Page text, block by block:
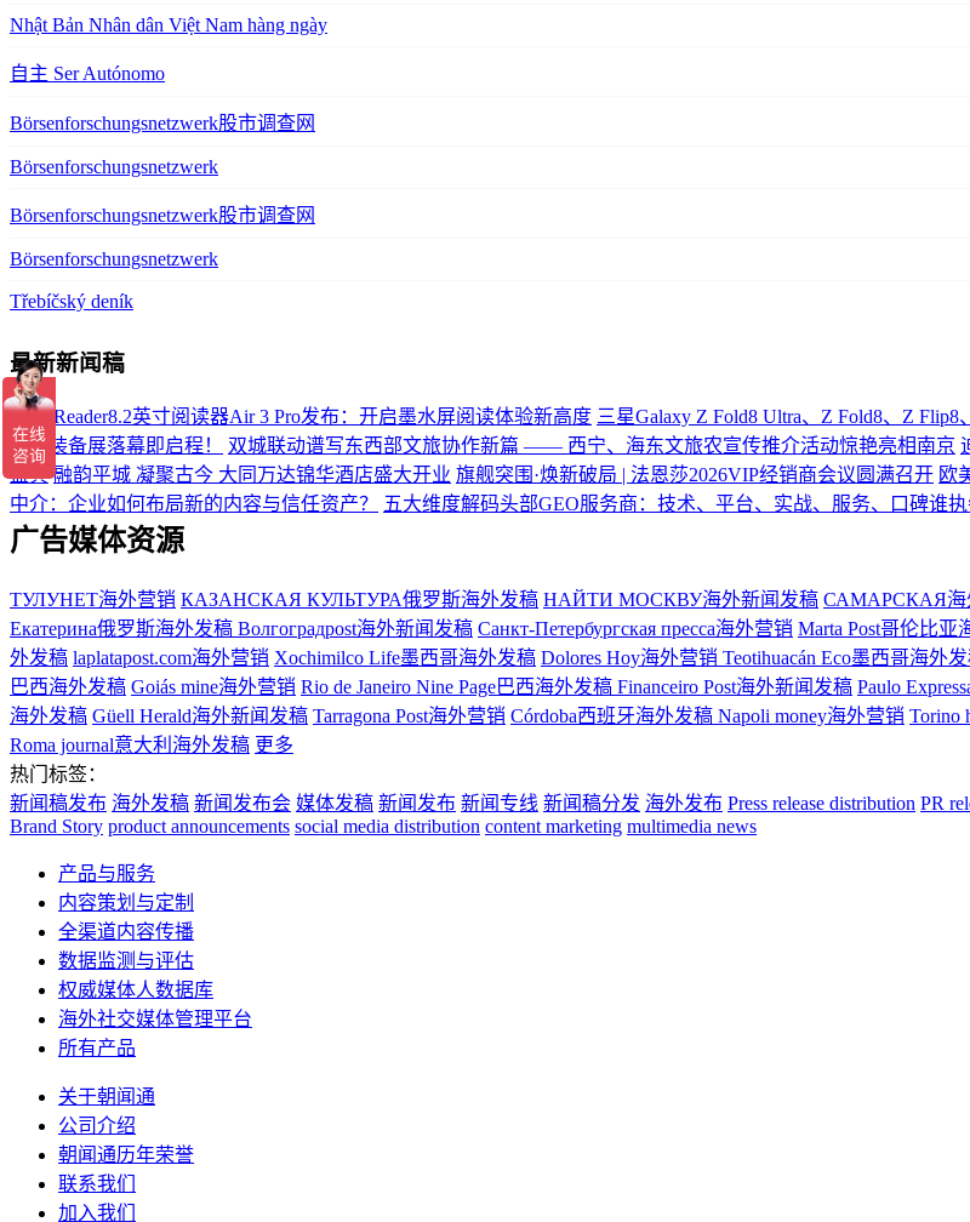
Nhật Bản Nhân dân Việt Nam hàng ngày
自主 Ser Autónomo
Börsenforschungsnetzwerk股市调查网
Börsenforschungsnetzwerk
Börsenforschungsnetzwerk股市调查网
Börsenforschungsnetzwerk
Třebíčský deník
最新新闻稿
掌阅iReader8.2英寸阅读器Air 3 Pro发布：开启墨水屏阅读体验新高度 三星Galaxy Z Fold8 Ultra、Z Fold8、Z Flip8
硬核装备展落幕即启程！
双城联动谱写东西部文旅协作新篇 —— 西宁、海东文旅农宣传推介活动惊艳亮相南京
盛典 融韵平城 凝聚古今 大同万达锦华酒店盛大开业 旗舰突围·焕新破局 | 法恩莎2026VIP经销商会议圆满召开 欧
中介：企业如何布局新的内容与信任资产？
五大维度解码头部GEO服务商：技术、平台、实战、服务、口碑谁执
广告媒体资源
ТУЛУНЕТ海外营销 КАЗАНСКАЯ КУЛЬТУРА俄罗斯海外发稿 НАЙТИ МОСКВУ海外新闻发稿 САМАРСКАЯ海
Екатерина俄罗斯海外发稿 Волгоградpost海外新闻发稿 Санкт-Петербургская пресса海外营销 Marta Post哥伦比亚
外发稿 laplatapost.com海外营销 Xochimilco Life墨西哥海外发稿 Dolores Hoy海外营销 Teotihuacán Eco墨西哥海外
巴西海外发稿 Goiás mine海外营销 Rio de Janeiro Nine Page巴西海外发稿 Financeiro Post海外新闻发稿 Paulo
海外发稿 Güell Herald海外新闻发稿 Tarragona Post海外营销 Córdoba西班牙海外发稿 Napoli money海外营销 Torino
Roma journal意大利海外发稿 更多
热门标签：
新闻稿发布 海外发稿 新闻发布会 媒体发稿 新闻发布 新闻专线 新闻稿分发 海外发布 Press release distribution PR
Brand Story product announcements social media distribution content marketing multimedia news
产品与服务
内容策划与定制
全渠道内容传播
数据监测与评估
权威媒体人数据库
海外社交媒体管理平台
所有产品
关于朝闻通
公司介绍
朝闻通历年荣誉
联系我们
加入我们